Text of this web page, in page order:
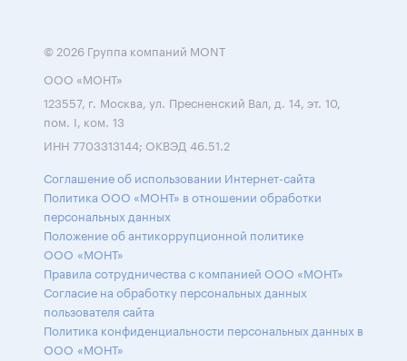
© 2026 Группа компаний MONT
ООО «МОНТ»
123557, г. Москва, ул. Пресненский Вал, д. 14, эт. 10,
пом. I, ком. 13
ИНН 7703313144; ОКВЭД 46.51.2
Соглашение об использовании Интернет-сайта
Политика ООО «МОНТ» в отношении обработки
персональных данных
Положение об антикоррупционной политике
ООО «МОНТ»
Правила сотрудничества с компанией ООО «МОНТ»
Согласие на обработку персональных данных
пользователя сайта
Политика конфиденциальности персональных данных в
ООО «МОНТ»